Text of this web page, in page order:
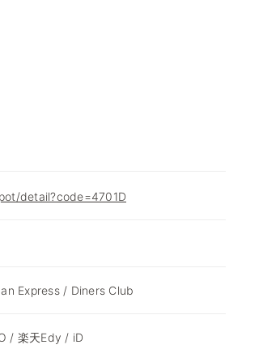
detail?code=4701D
Express / Diners Club
/ 楽天Edy / iD